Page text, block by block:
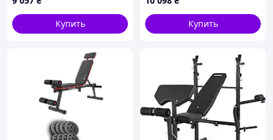
Купить
и регулируемой скамейкой
HS-1035 домашний
спортзал с дисками ABS
Купить